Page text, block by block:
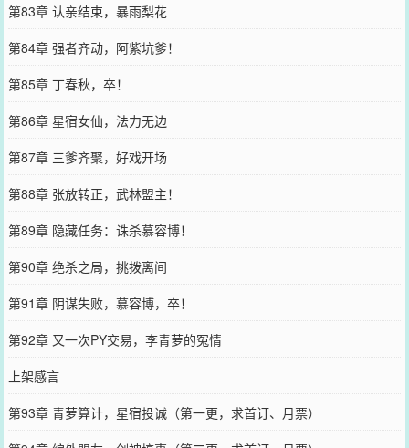
第83章 认亲结束，暴雨梨花
第84章 强者齐动，阿紫坑爹！
第85章 丁春秋，卒！
第86章 星宿女仙，法力无边
第87章 三爹齐聚，好戏开场
第88章 张放转正，武林盟主！
第89章 隐藏任务：诛杀慕容博！
第90章 绝杀之局，挑拨离间
第91章 阴谋失败，慕容博，卒！
第92章 又一次PY交易，李青萝的冤情
上架感言
第93章 青萝算计，星宿投诚（第一更，求首订、月票）